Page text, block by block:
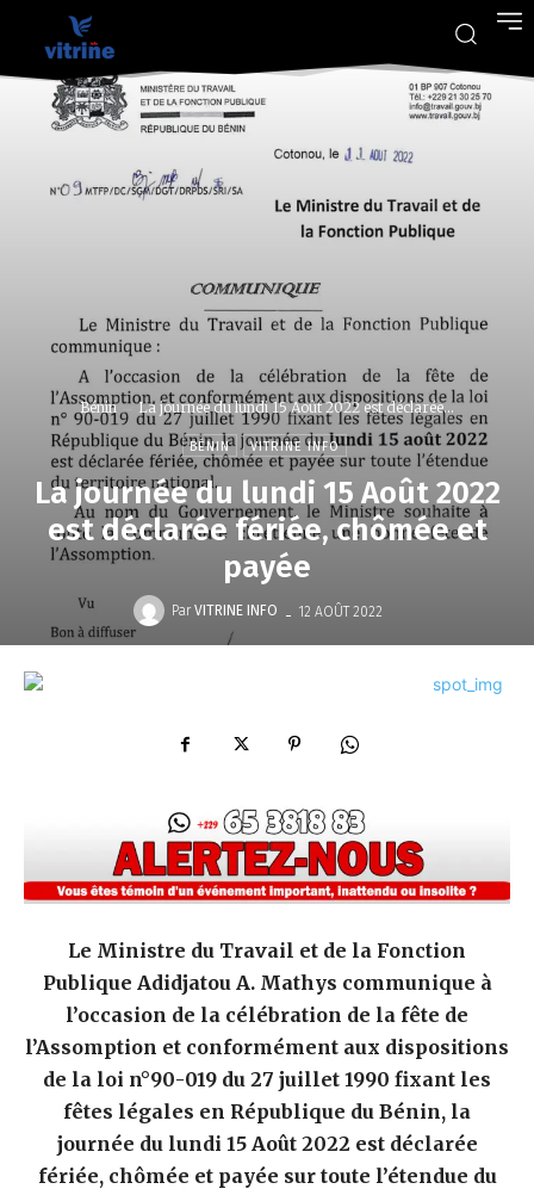
Bénin La journée du lundi 15 Août 2022 est déclarée...
BÉNIN VITRINE INFO
La journée du lundi 15 Août 2022
est déclarée fériée, chômée et
payée
Par VITRINE INFO - 12 AOÛT 2022
Le Ministre du Travail et de la Fonction
Publique Adidjatou A. Mathys communique à
l’occasion de la célébration de la fête de
l’Assomption et conformément aux dispositions
de la loi n°90-019 du 27 juillet 1990 fixant les
fêtes légales en République du Bénin, la
journée du lundi 15 Août 2022 est déclarée
fériée, chômée et payée sur toute l’étendue du